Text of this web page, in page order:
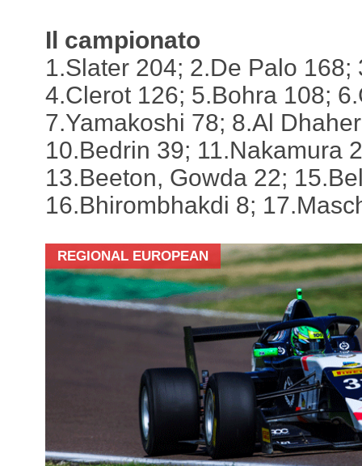
Il campionato
1.Slater 204; 2.De Palo 168;
4.Clerot 126; 5.Bohra 108;
7.Yamakoshi 78; 8.Al
10.Bedrin 39; 11.Nakamura
13.Beeton, Gowda 22;
16.Bhirombhakdi 8;
REGIONAL EUROPEAN